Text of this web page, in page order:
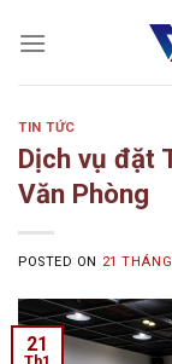
TIN TỨC
Dịch vụ đặt
Văn Phòng
POSTED ON 21
21